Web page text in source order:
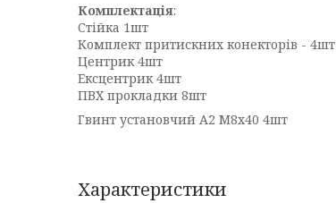
Комплектація:
Стійка 1шт
Комплект притискних конекторів - 4шт
Центрик 4шт
Ексцентрик 4шт
ПВХ прокладки 8шт
Гвинт установчий А2 М8х40 4шт
Характеристики